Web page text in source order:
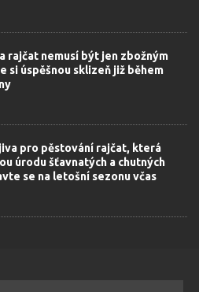
rajčat nemusí být jen zbožným
si úspěšnou sklizeň již během
pro pěstování rajčat, která
úrodu šťavnatých a chutných
se na letošní sezonu včas